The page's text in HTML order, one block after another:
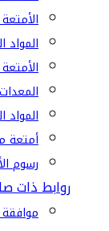
المواد
المواد
أمتعة
رسوم
روابط ذات